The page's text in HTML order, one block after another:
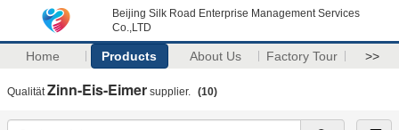
Beijing Silk Road Enterprise Management Services
Co.,LTD
Home Products About Us Factory Tour >>
QualitätZinn-Eis-Eimer supplier. (10)